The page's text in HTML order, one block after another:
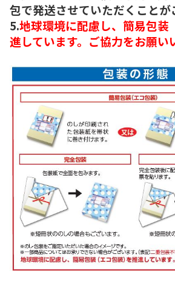
包で発送させていただくことが
5.地球環境に配慮し、簡易包装
進しています。ご協力をお願い